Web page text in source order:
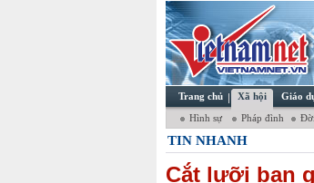
Trang chủ Xã hội Giáo
Hình sự Pháp đình
TIN NHANH
Cắt lưỡi bạn